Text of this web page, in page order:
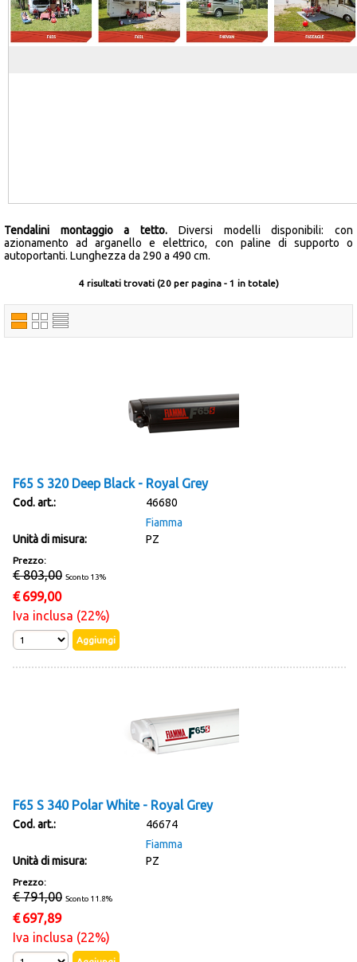
Occasioni
Tendalini montaggio a tetto. Diversi modelli disponibili: con
azionamento ad arganello e elettrico, con paline di supporto o
autoportanti. Lunghezza da 290 a 490 cm.
4 risultati trovati (20 per pagina - 1 in totale)
F65 S 320 Deep Black - Royal Grey
Cod. art.:
46680
Fiamma
Unità di misura:
PZ
Prezzo:
€ 803,00 Sconto 13%
€ 699,00
Iva inclusa (22%)
F65 S 340 Polar White - Royal Grey
Cod. art.:
46674
Fiamma
Unità di misura:
PZ
Prezzo:
€ 791,00 Sconto 11.8%
€ 697,89
Iva inclusa (22%)